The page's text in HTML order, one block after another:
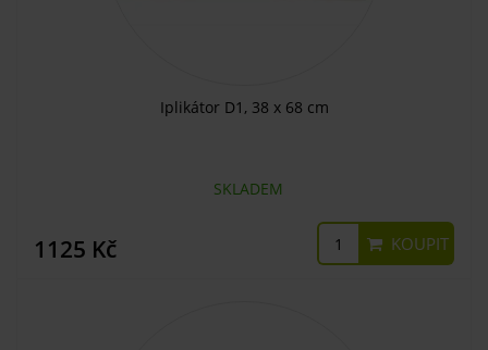
Iplikátor D1, 38 x 68 cm
SKLADEM
1125 Kč KOUPIT